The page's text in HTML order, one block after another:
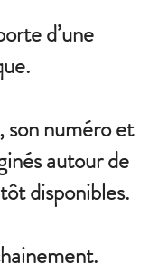
d’une
son numéro et
autour de
disponibles.